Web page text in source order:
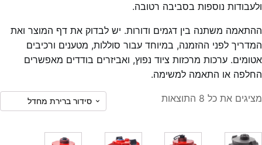
נוספות בסביבה רטובה.
משתנה בין דגמים ודורות. יש לבדוק את דף המוצר ואת
לפני ההזמנה, במיוחד עבור סוללות, מטענים ורכיבים
ערכות מרכזות ציוד נפוץ, ואביזרים בודדים מאפשרים
או התאמה למשימה.
את כל ⁦8⁩ התוצאות